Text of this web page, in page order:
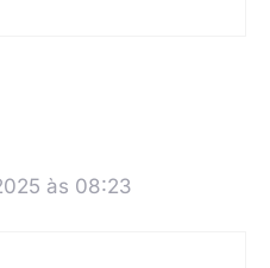
às 08:23